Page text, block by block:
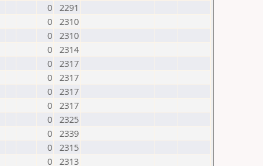
0 2291
0 2310
0 2310
0 2314
0 2317
0 2317
0 2317
0 2317
0 2325
0 2339
0 2315
0 2313